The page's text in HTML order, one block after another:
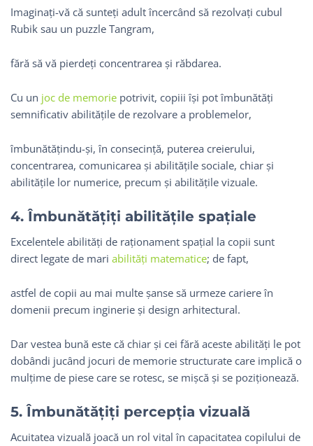
Imaginați-vă că sunteți adult încercând să rezolvați cubul
Rubik sau un puzzle Tangram,
fără să vă pierdeți concentrarea și răbdarea.
Cu un joc de memorie potrivit, copiii își pot îmbunătăți
semnificativ abilitățile de rezolvare a problemelor,
îmbunătățindu-și, în consecință, puterea creierului,
concentrarea, comunicarea și abilitățile sociale, chiar și
abilitățile lor numerice, precum și abilitățile vizuale.
4. Îmbunătățiți abilitățile spațiale
Excelentele abilități de raționament spațial la copii sunt
direct legate de mari abilități matematice; de fapt,
astfel de copii au mai multe șanse să urmeze cariere în
domenii precum inginerie și design arhitectural.
Dar vestea bună este că chiar și cei fără aceste abilități le pot
dobândi jucând jocuri de memorie structurate care implică o
mulțime de piese care se rotesc, se mișcă și se poziționează.
5. Îmbunătățiți percepția vizuală
Acuitatea vizuală joacă un rol vital în capacitatea copilului de